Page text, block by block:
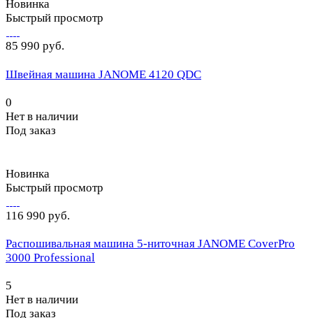
Новинка
Быстрый просмотр
85 990 руб.
Швейная машина JANOME 4120 QDC
0
Нет в наличии
Под заказ
Новинка
Быстрый просмотр
116 990 руб.
Распошивальная машина 5-ниточная JANOME CoverPro
3000 Professional
5
Нет в наличии
Под заказ